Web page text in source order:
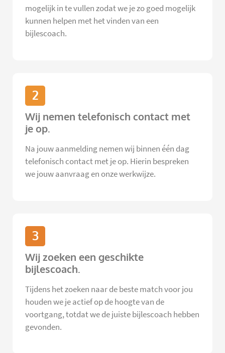
mogelijk in te vullen zodat we je zo goed mogelijk
kunnen helpen met het vinden van een
bijlescoach.
2
Wij nemen telefonisch contact met
je op.
Na jouw aanmelding nemen wij binnen één dag
telefonisch contact met je op. Hierin bespreken
we jouw aanvraag en onze werkwijze.
3
Wij zoeken een geschikte
bijlescoach.
Tijdens het zoeken naar de beste match voor jou
houden we je actief op de hoogte van de
voortgang, totdat we de juiste bijlescoach hebben
gevonden.